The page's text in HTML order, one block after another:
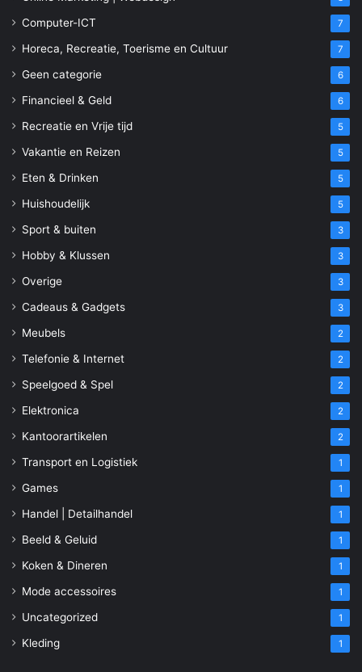
Computer-ICT 7
Horeca, Recreatie, Toerisme en Cultuur 7
Geen categorie 6
Financieel & Geld 6
Recreatie en Vrije tijd 5
Vakantie en Reizen 5
Eten & Drinken 5
Huishoudelijk 5
Sport & buiten 3
Hobby & Klussen 3
Overige 3
Cadeaus & Gadgets 3
Meubels 2
Telefonie & Internet 2
Speelgoed & Spel 2
Elektronica 2
Kantoorartikelen 2
Transport en Logistiek 1
Games 1
Handel | Detailhandel 1
Beeld & Geluid 1
Koken & Dineren 1
Mode accessoires 1
Uncategorized 1
Kleding 1